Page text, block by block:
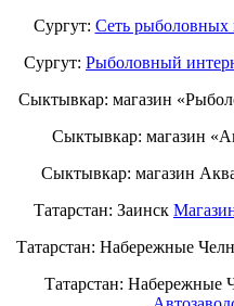
Сургут: Сеть рыболовных
Сургут: Рыболовный
Сыктывкар: магазин
Сыктывкар: магазин
Сыктывкар: магазин
Татарстан: Заинск
Татарстан: Набережные
Татарстан: Набережные